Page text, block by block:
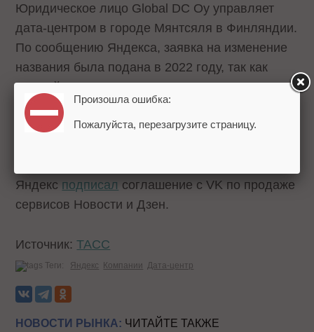
Юридическое лицо Global DC Oy управляет
дата-центром в городе Мянтсяля в Финляндии.
По сообщению Яндекса, заявка на изменение
названия была подана в 2022 году, так как
данный дата-центр используется для
международных сервисов, которые не
используют бренд Яндекса.
Яндекс подписал соглашение с VK по продаже
сервисов Новости и Дзен.
Источник:ТАСС
Теги: Яндекс Компании Дата-центр
НОВОСТИ РЫНКА: ЧИТАЙТЕ ТАКЖЕ
Произошла ошибка:
Пожалуйста, перезагрузите страницу.